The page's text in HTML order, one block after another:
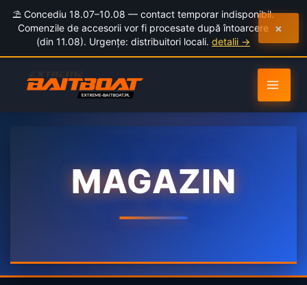
⛱️ Concediu 18.07–10.08 — contact temporar indisponibil.
Comenzile de accesorii vor fi procesate după întoarcere
(din 11.08). Urgențe: distribuitori locali. detalii →
×
to
content
MAGAZIN